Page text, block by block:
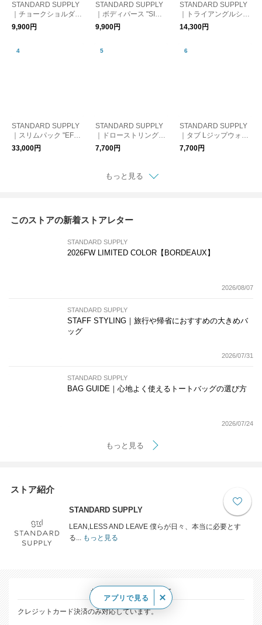
STANDARD SUPPLY
｜チョークショルダー
"SIMPLICITY " CHALK
SHOULDER スタンダ
ダーバッグ プレゼン
9,900円
STANDARD SUPPLY
｜ボディパース "SIMP
LICITY" BODY PURS
E スタンダードサプラ
ギフト
9,900円
STANDARD SUPPLY
｜トライアングルショ
ルダー "SIMPLICITY "
TRIANGLE SHOULD
ライ プレゼント ショ
14,300円
STANDARD SUPPLY
｜スリムパック "EFFE
CT" SLIM PACK スタ
ンダードサプライ プ
33,000円
STANDARD SUPPLY
｜ドローストリングシ
ョルダー "REGII" DRA
W STRING SHOULDE
イ ギフト ショルダー
バッグ
7,700円
STANDARD SUPPLY
｜タブ Lジップウォレ
ット "TAB" L ZIP WAL
LET スタンダードサプ
7,700円
もっと見る
このストアの新着ストアレター
STANDARD SUPPLY
2026FW LIMITED COLOR【BORDEAUX】
2026/08/07
STANDARD SUPPLY
STAFF STYLING｜旅行や帰省におすすめの大きめバ
ッグ
2026/07/31
STANDARD SUPPLY
BAG GUIDE｜心地よく使えるトートバッグの選び方
2026/07/24
もっと見る
ストア紹介
STANDARD SUPPLY
LEAN,LESS AND LEAVE 僕らが日々、本当に必要とす
る...もっと見る
お支払い方法について
クレジットカード決済のみ対応しています。
アプリで見る